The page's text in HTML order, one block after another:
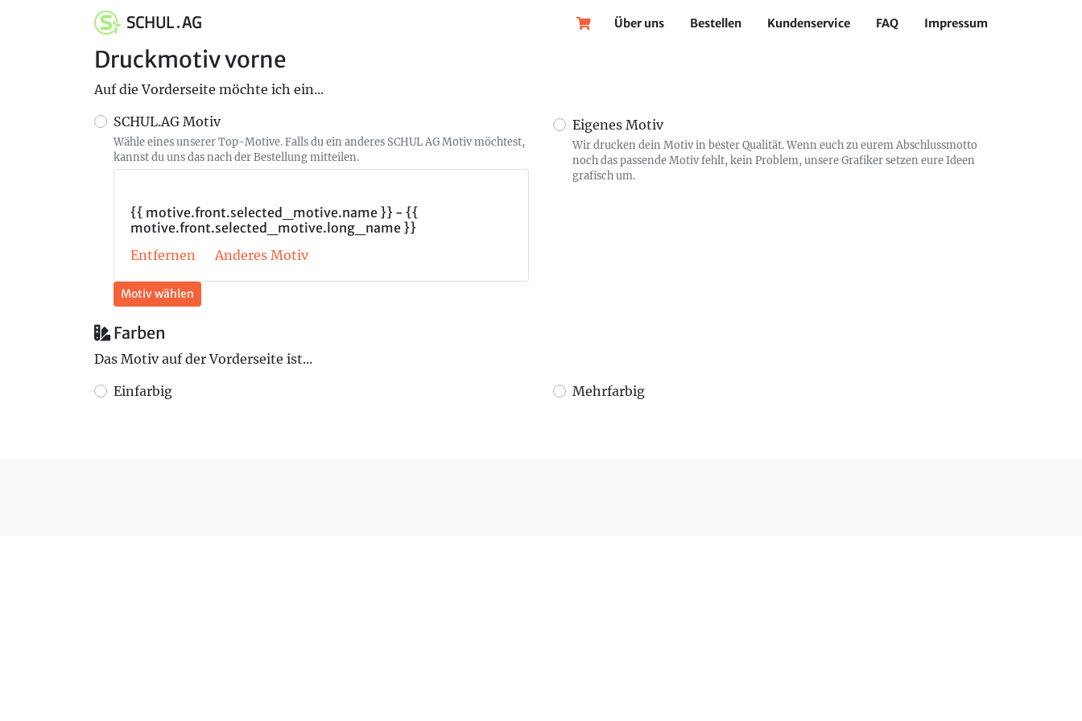
SCHUL . AG Über uns Bestellen Kundenservice FAQ Impressum
Druckmotiv vorne
Auf die Vorderseite möchte ich ein...
SCHUL.AG Motiv
Wähle eines unserer Top-Motive. Falls du ein anderes SCHUL AG Motiv möchtest,
kannst du uns das nach der Bestellung mitteilen.
{{ motive.front.selected_motive.name }} - {{
motive.front.selected_motive.long_name }}
Entfernen
Anderes Motiv
Motiv wählen
Eigenes Motiv
Wir drucken dein Motiv in bester Qualität. Wenn euch zu eurem Abschlussmotto
noch das passende Motiv fehlt, kein Problem, unsere Grafiker setzen eure Ideen
grafisch um.
Farben
Das Motiv auf der Vorderseite ist...
Einfarbig
Mehrfarbig